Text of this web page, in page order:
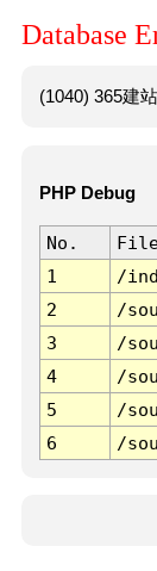
Database
(1040) 365建
PHP Debug
No.
1
/
2
/
3
/
4
/
5
/
6
/